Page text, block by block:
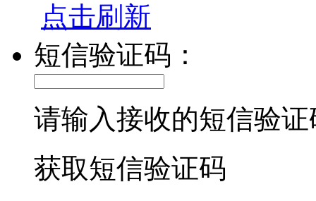
点击刷新
短信验证码：
请输入接收的短信验证
获取短信验证码